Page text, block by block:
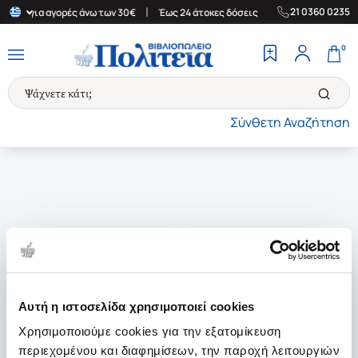
Αυτή η ιστοσελίδα χρησιμοποιεί cookies
Χρησιμοποιούμε cookies για την εξατομίκευση
περιεχομένου και διαφημίσεων, την παροχή λειτουργιών
για αγορές άνω των 30€ Έως 24 άτοκες δόσεις | Δωρεάν
21 0360 0235
Σύνθετη Αναζήτηση
0